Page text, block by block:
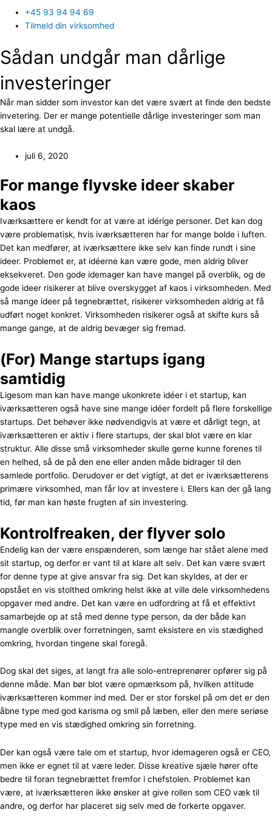
+45 93 94 94 69
Tilmeld din virksomhed
Sådan undgår man dårlige
investeringer
Når man sidder som investor kan det være svært at finde den bedste
invetering. Der er mange potentielle dårlige investeringer som man
skal lære at undgå.
juli 6, 2020
For mange flyvske ideer skaber
kaos
Iværksættere er kendt for at være at idérige personer. Det kan dog
være problematisk, hvis iværksætteren har for mange bolde i luften.
Det kan medfører, at iværksættere ikke selv kan finde rundt i sine
ideer. Problemet er, at idéerne kan være gode, men aldrig bliver
eksekveret. Den gode idemager kan have mangel på overblik, og de
gode ideer risikerer at blive overskygget af kaos i virksomheden. Med
så mange ideer på tegnebrættet, risikerer virksomheden aldrig at få
udført noget konkret. Virksomheden risikerer også at skifte kurs så
mange gange, at de aldrig bevæger sig fremad.
(For) Mange startups igang
samtidig
Ligesom man kan have mange ukonkrete idéer i et startup, kan
iværksætteren også have sine mange idéer fordelt på flere forskellige
startups. Det behøver ikke nødvendigvis at være et dårligt tegn, at
iværksætteren er aktiv i flere startups, der skal blot være en klar
struktur. Alle disse små virksomheder skulle gerne kunne forenes til
en helhed, så de på den ene eller anden måde bidrager til den
samlede portfolio. Derudover er det vigtigt, at det er iværksætterens
primære virksomhed, man får lov at investere i. Ellers kan der gå lang
tid, før man kan høste frugten af sin investering.
Kontrolfreaken, der flyver solo
Endelig kan der være enspænderen, som længe har stået alene med
sit startup, og derfor er vant til at klare alt selv. Det kan være svært
for denne type at give ansvar fra sig. Det kan skyldes, at der er
opstået en vis stolthed omkring helst ikke at ville dele virksomhedens
opgaver med andre. Det kan være en udfordring at få et effektivt
samarbejde op at stå med denne type person, da der både kan
mangle overblik over forretningen, samt eksistere en vis stædighed
omkring, hvordan tingene skal foregå.
Dog skal det siges, at langt fra alle solo-entreprenører opfører sig på
denne måde. Man bør blot være opmærksom på, hvilken attitude
iværksætteren kommer ind med. Der er stor forskel på om det er den
åbne type med god karisma og smil på læben, eller den mere seriøse
type med en vis stædighed omkring sin forretning.
Der kan også være tale om et startup, hvor idemageren også er CEO,
men ikke er egnet til at være leder. Disse kreative sjæle hører ofte
bedre til foran tegnebrættet fremfor i chefstolen. Problemet kan
være, at iværksætteren ikke ønsker at give rollen som CEO væk til
andre, og derfor har placeret sig selv med de forkerte opgaver.